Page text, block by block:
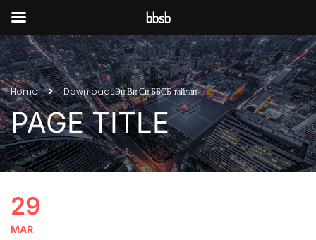
Home DownloadsЭн Ви Си ББСБ тайлан
PAGE TITLE
29
MAR
bbsb